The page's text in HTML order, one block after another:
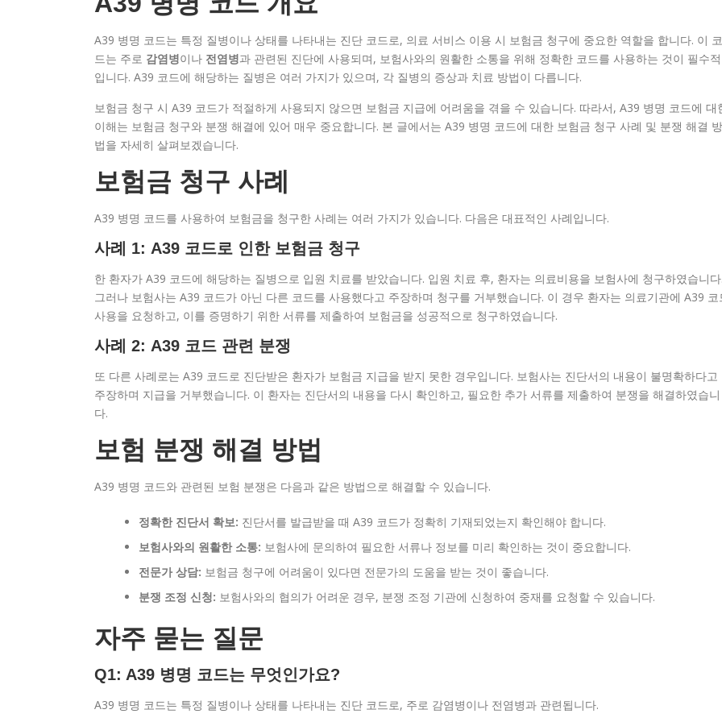
A39 병명 코드는 특정 질병이나 상태를 나타내는 진단 코드로, 의료 서비스 이용 시 보험금 청구에 중요한 역할을 합니다. 이 코
드는 주로 감염병이나 전염병과 관련된 진단에 사용되며, 보험사와의 원활한 소통을 위해 정확한 코드를 사용하는 것이 필수적
입니다. A39 코드에 해당하는 질병은 여러 가지가 있으며, 각 질병의 증상과 치료 방법이 다릅니다.
보험금 청구 시 A39 코드가 적절하게 사용되지 않으면 보험금 지급에 어려움을 겪을 수 있습니다. 따라서, A39 병명 코드에 대
이해는 보험금 청구와 분쟁 해결에 있어 매우 중요합니다. 본 글에서는 A39 병명 코드에 대한 보험금 청구 사례 및 분쟁 해결 방
법을 자세히 살펴보겠습니다.
보험금 청구 사례
A39 병명 코드를 사용하여 보험금을 청구한 사례는 여러 가지가 있습니다. 다음은 대표적인 사례입니다.
사례 1: A39 코드로 인한 보험금 청구
한 환자가 A39 코드에 해당하는 질병으로 입원 치료를 받았습니다. 입원 치료 후, 환자는 의료비용을 보험사에 청구하였습니다.
그러나 보험사는 A39 코드가 아닌 다른 코드를 사용했다고 주장하며 청구를 거부했습니다. 이 경우 환자는 의료기관에 A39 코
사용을 요청하고, 이를 증명하기 위한 서류를 제출하여 보험금을 성공적으로 청구하였습니다.
사례 2: A39 코드 관련 분쟁
또 다른 사례로는 A39 코드로 진단받은 환자가 보험금 지급을 받지 못한 경우입니다. 보험사는 진단서의 내용이 불명확하다고
주장하며 지급을 거부했습니다. 이 환자는 진단서의 내용을 다시 확인하고, 필요한 추가 서류를 제출하여 분쟁을 해결하였습니
다.
보험 분쟁 해결 방법
A39 병명 코드와 관련된 보험 분쟁은 다음과 같은 방법으로 해결할 수 있습니다.
정확한 진단서 확보: 진단서를 발급받을 때 A39 코드가 정확히 기재되었는지 확인해야 합니다.
보험사와의 원활한 소통: 보험사에 문의하여 필요한 서류나 정보를 미리 확인하는 것이 중요합니다.
전문가 상담: 보험금 청구에 어려움이 있다면 전문가의 도움을 받는 것이 좋습니다.
분쟁 조정 신청: 보험사와의 협의가 어려운 경우, 분쟁 조정 기관에 신청하여 중재를 요청할 수 있습니다.
자주 묻는 질문
Q1: A39 병명 코드는 무엇인가요?
A39 병명 코드는 특정 질병이나 상태를 나타내는 진단 코드로, 주로 감염병이나 전염병과 관련됩니다.